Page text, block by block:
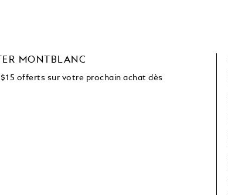
MONTBLANC
offerts sur votre prochain achat dès